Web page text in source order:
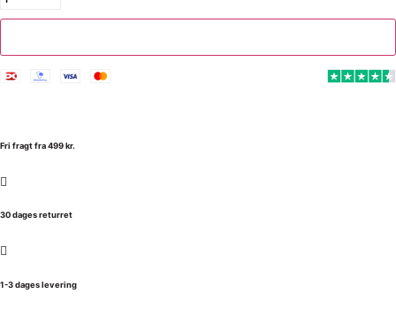
Fri fragt fra 499 kr.
30 dages returret
1-3 dages levering